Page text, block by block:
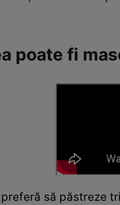
poate fi
preferă să păstreze